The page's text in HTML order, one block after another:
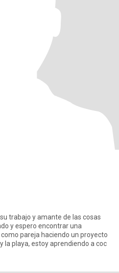
trabajo y amante de las cosas
y espero encontrar una
pareja haciendo un proyecto
la playa, estoy aprendiendo a coc